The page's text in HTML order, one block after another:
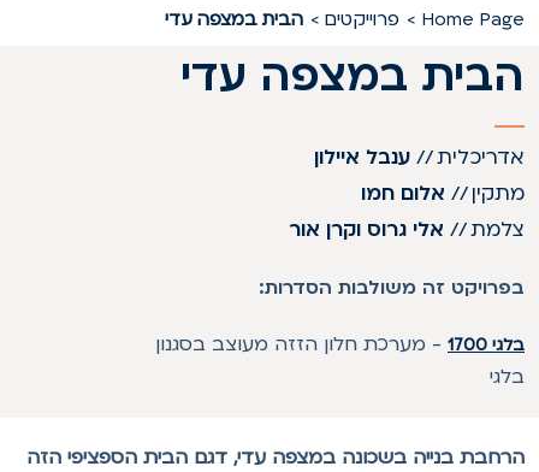
Home פרוייקטים הבית במצפה עדי
במצפה עדי
//ענבל איילון
//אלום חמו
//אלי גרוס וקרן אור
זה משולבות הסדרות:
1700
- מערכת חלון הזזה מעוצב בסגנון
בנייה בשכונה במצפה עדי, דגם הבית הספציפי הזה